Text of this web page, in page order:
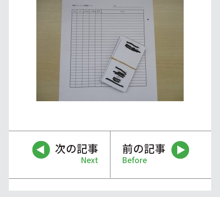
次の記事
Next
前の記事
Before